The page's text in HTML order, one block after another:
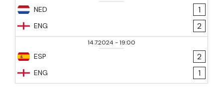
NED
ENG
1
2
14.7.2024-19:00
ESP
ENG
2
1